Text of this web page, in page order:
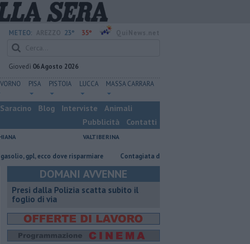
METEO: 23° 35°
Giovedì 06 Agosto 2026
PISA PISTOIA LUCCA MASSA CARRARA
Blog Interviste
Animali
Pubblicità
Contatti
VALTIBERINA
ecco dove risparmiare Contagiata da legionella, non ce l'ha fatta
DOMANI AVVENNE
Presi dalla Polizia scatta subito il
foglio di via